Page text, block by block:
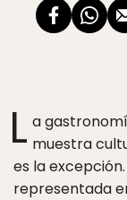
L a
muestra
es la
representada